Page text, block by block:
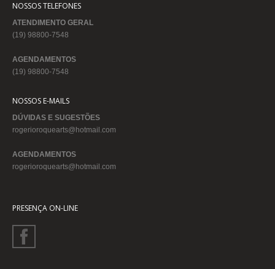
NOSSOS TELEFONES
ATENDIMENTO GERAL
(19) 98800-7548
AGENDAMENTOS
(19) 98800-7548
NOSSOS E-MAILS
DÚVIDAS E SUGESTÕES
rogerioroquearts@hotmail.com
AGENDAMENTOS
rogerioroquearts@hotmail.com
PRESENÇA ON-LINE